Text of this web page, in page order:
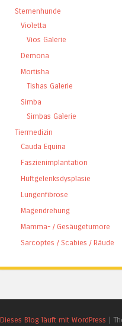
Sternenhunde
Violetta
Vios Galerie
Demona
Mortisha
Tishas Galerie
Simba
Simbas Galerie
Tiermedizin
Cauda Equina
Faszienimplantation
Hüftgelenksdysplasie
Lungenfibrose
Magendrehung
Mamma- / Gesäugetumore
Sarcoptes / Scabies / Räude
Dieses Blog läuft mit WordPress |